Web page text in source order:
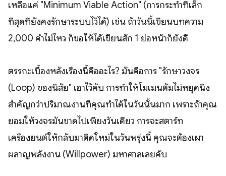
เหลือแค่ "Minimum Viable Action" (การกระทำที่เล็ก
ที่สุดที่ยังคงรักษาระบบไว้ได้) เช่น ถ้าวันนี้เขียนบทความ
2,000 คำไม่ไหว ก็ขอให้ได้เขียนสัก 1 ย่อหน้าก็ยังดี
ตรรกะเบื้องหลังเรื่องนี้คืออะไร? มันคือการ "รักษาวงจร
(Loop) ของนิสัย" เอาไว้คับ การทำให้โมเมนตัมไม่หยุดนิ่ง
สำคัญกว่าปริมาณงานที่คุณทำได้ในวันนั้นมาก เพราะถ้าคุณ
ยอมให้วงจรมันขาดไปเพียงวันเดียว การจะสตาร์ท
เครื่องยนต์ให้กลับมาติดใหม่ในวันพรุ่งนี้ คุณจะต้องเผา
ผลาญพลังงาน (Willpower) มหาศาลเลยคับ